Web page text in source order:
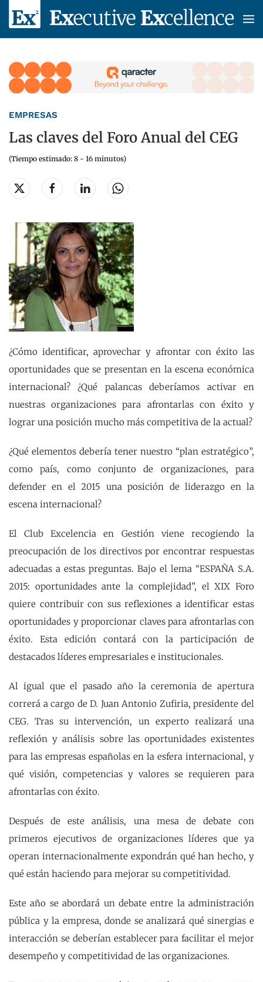
Skip to main content
EMPRESAS
Las claves del Foro Anual del CEG
(Tiempo estimado: 8 - 16 minutos)
¿Cómo identificar, aprovechar y afrontar con éxito las
oportunidades que se presentan en la escena económica
internacional? ¿Qué palancas deberíamos activar en
nuestras organizaciones para afrontarlas con éxito y
lograr una posición mucho más competitiva de la actual?
¿Qué elementos debería tener nuestro “plan estratégico”,
como país, como conjunto de organizaciones, para
defender en el 2015 una posición de liderazgo en la
escena internacional?
El Club Excelencia en Gestión viene recogiendo la
preocupación de los directivos por encontrar respuestas
adecuadas a estas preguntas. Bajo el lema “ESPAÑA S.A.
2015: oportunidades ante la complejidad”, el XIX Foro
quiere contribuir con sus reflexiones a identificar estas
oportunidades y proporcionar claves para afrontarlas con
éxito. Esta edición contará con la participación de
destacados líderes empresariales e institucionales.
Al igual que el pasado año la ceremonia de apertura
correrá a cargo de D. Juan Antonio Zufiria, presidente del
CEG. Tras su intervención, un experto realizará una
reflexión y análisis sobre las oportunidades existentes
para las empresas españolas en la esfera internacional, y
qué visión, competencias y valores se requieren para
afrontarlas con éxito.
Después de este análisis, una mesa de debate con
primeros ejecutivos de organizaciones líderes que ya
operan internacionalmente expondrán qué han hecho, y
qué están haciendo para mejorar su competitividad.
Este año se abordará un debate entre la administración
pública y la empresa, donde se analizará qué sinergias e
interacción se deberían establecer para facilitar el mejor
desempeño y competitividad de las organizaciones.